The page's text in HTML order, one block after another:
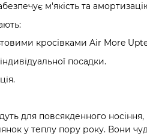
м'якість та
кросівками Air More
посадки.
для повсякденного
у теплу пору року. Вони